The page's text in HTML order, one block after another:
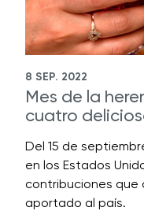
8 SEP. 2022
Mes de la
cuatro
Del 15 de
en los Estados
contribuciones que
aportado al país.